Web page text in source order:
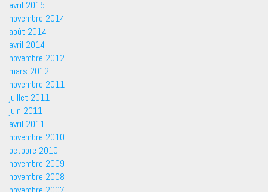
avril 2015
novembre 2014
août 2014
avril 2014
novembre 2012
mars 2012
novembre 2011
juillet 2011
juin 2011
avril 2011
novembre 2010
octobre 2010
novembre 2009
novembre 2008